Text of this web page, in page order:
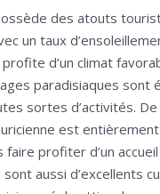
des atouts
un taux
d’un climat
paradisiaques sont
sortes d’activités. De
est entièrement
profiter d’un
aussi d’excellents